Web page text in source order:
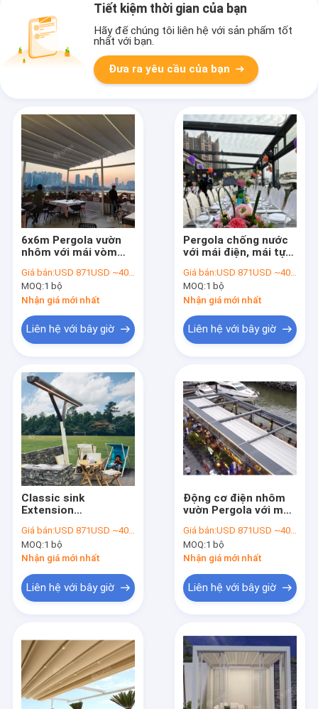
Sản phẩm
Video
Tiết kiệm thời gian của bạn
Hãy để chúng tôi liên hệ với sản phẩm tốt
nhất với bạn.
Đưa ra yêu cầu của bạn
6x6m Pergola vườn
nhôm với mái vòm
chống mưa
Giá bán:USD 871USD ~4000USD or more based on the sizes
MOQ:1 bộ
Nhận giá mới nhất
Liên hệ với bây giờ
Pergola chống nước
với mái điện, mái tự
mưa
Giá bán:USD 871USD ~4000USD or more based on the sizes
MOQ:1 bộ
Nhận giá mới nhất
Liên hệ với bây giờ
Classic sink
Extension
Shade Cover Cho sàn
nhà dân cư
Giá bán:USD 871USD ~4000USD or more based on the sizes
MOQ:1 bộ
Nhận giá mới nhất
Liên hệ với bây giờ
Động cơ điện nhôm
vườn Pergola với mái
kích thước tùy chỉnh
Giá bán:USD 871USD ~4000USD or more based on the sizes
MOQ:1 bộ
Nhận giá mới nhất
Liên hệ với bây giờ